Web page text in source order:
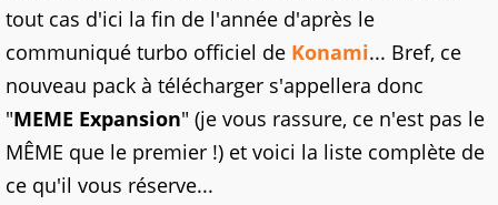
tout cas d'ici la fin de l'année d'après le
communiqué turbo officiel de Konami... Bref, ce
nouveau pack à télécharger s'appellera donc
"MEME Expansion" (je vous rassure, ce n'est pas le
MÊME que le premier !) et voici la liste complète de
ce qu'il vous réserve...